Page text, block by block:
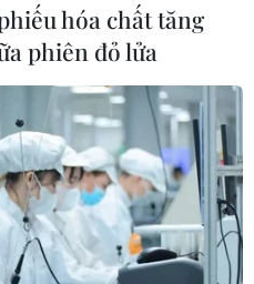
dự ngày hội đại
Thánh
hóa chất tăng
phiên đỏ lửa